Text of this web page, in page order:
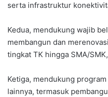
serta infrastruktur
Kedua, mendukung wajib
membangun dan
tingkat TK hingga SMA/
Ketiga, mendukung
lainnya, termasuk